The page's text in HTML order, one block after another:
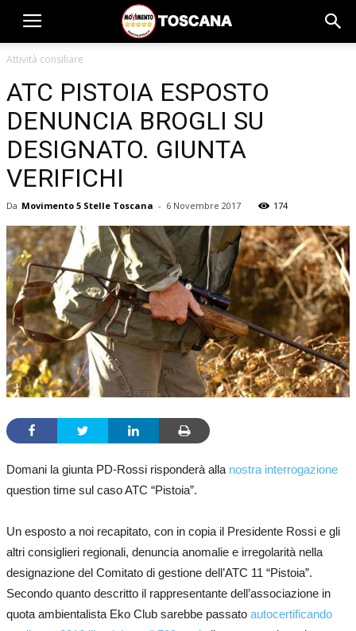
Attività consiliare
ATC PISTOIA ESPOSTO
DENUNCIA BROGLI SU
DESIGNATO. GIUNTA
VERIFICHI
Da Movimento 5 Stelle Toscana - 6 Novembre 2017 174
Domani la giunta PD-Rossi risponderà alla nostra interrogazione
question time sul caso ATC “Pistoia”.
Un esposto a noi recapitato, con in copia il Presidente Rossi e gli
altri consiglieri regionali, denuncia anomalie e irregolarità nella
designazione del Comitato di gestione dell’ATC 11 “Pistoia”.
Secondo quanto descritto il rappresentante dell’associazione in
quota ambientalista Eko Club sarebbe passato autocertificando